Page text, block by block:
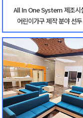
All In One System 제조시
어린이가구 제작 분야 선